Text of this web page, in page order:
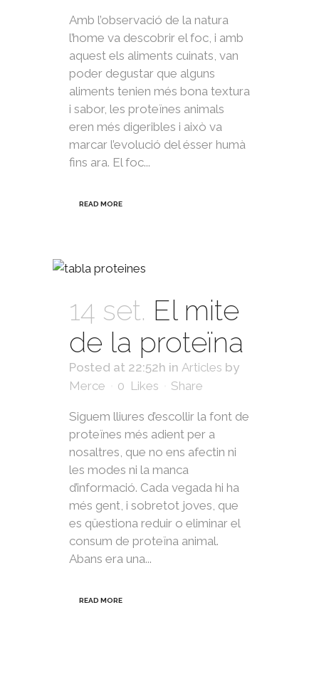
Amb l’observació de la natura
l’home va descobrir el foc, i amb
aquest els aliments cuinats, van
poder degustar que alguns
aliments tenien més bona textura
i sabor, les proteïnes animals
eren més digeribles i això va
marcar l’evolució del ésser humà
fins ara. El foc...
READ MORE
14 set. El mite
de la proteïna
Posted at 22:52h in Articles by
Merce
0 Likes Share
Siguem lliures d’escollir la font de
proteïnes més adient per a
nosaltres, que no ens afectin ni
les modes ni la manca
d’informació. Cada vegada hi ha
més gent, i sobretot joves, que
es qüestiona reduir o eliminar el
consum de proteïna animal.
Abans era una...
READ MORE